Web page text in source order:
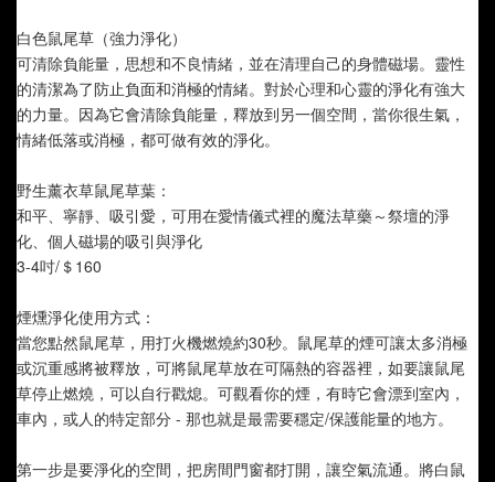
白色鼠尾草（強力淨化）
可清除負能量，思想和不良情緒，並在清理自己的身體磁場。靈性
的清潔為了防止負面和消極的情緒。對於心理和心靈的淨化有強大
的力量。因為它會清除負能量，釋放到另一個空間，當你很生氣，
情緒低落或消極，都可做有效的淨化。
野生薰衣草鼠尾草葉：
和平、寧靜、吸引愛，可用在愛情儀式裡的魔法草藥～祭壇的淨
化、個人磁場的吸引與淨化
3-4吋/＄160
煙燻淨化使用方式：
當您點然鼠尾草，用打火機燃燒約30秒。鼠尾草的煙可讓太多消極
或沉重感將被釋放，可將鼠尾草放在可隔熱的容器裡，如要讓鼠尾
草停止燃燒，可以自行戳熄。可觀看你的煙，有時它會漂到室內，
車內，或人的特定部分 - 那也就是最需要穩定/保護能量的地方。
第一步是要淨化的空間，把房間門窗都打開，讓空氣流通。將白鼠